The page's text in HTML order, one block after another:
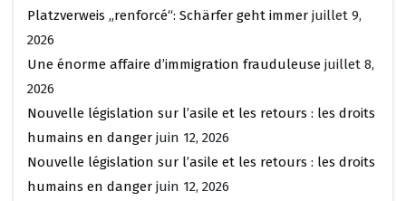
Platzverweis „renforcé“: Schärfer geht immer juillet 9,
2026
Une énorme affaire d’immigration frauduleuse juillet 8,
2026
Nouvelle législation sur l’asile et les retours : les droits
humains en danger juin 12, 2026
Nouvelle législation sur l’asile et les retours : les droits
humains en danger juin 12, 2026